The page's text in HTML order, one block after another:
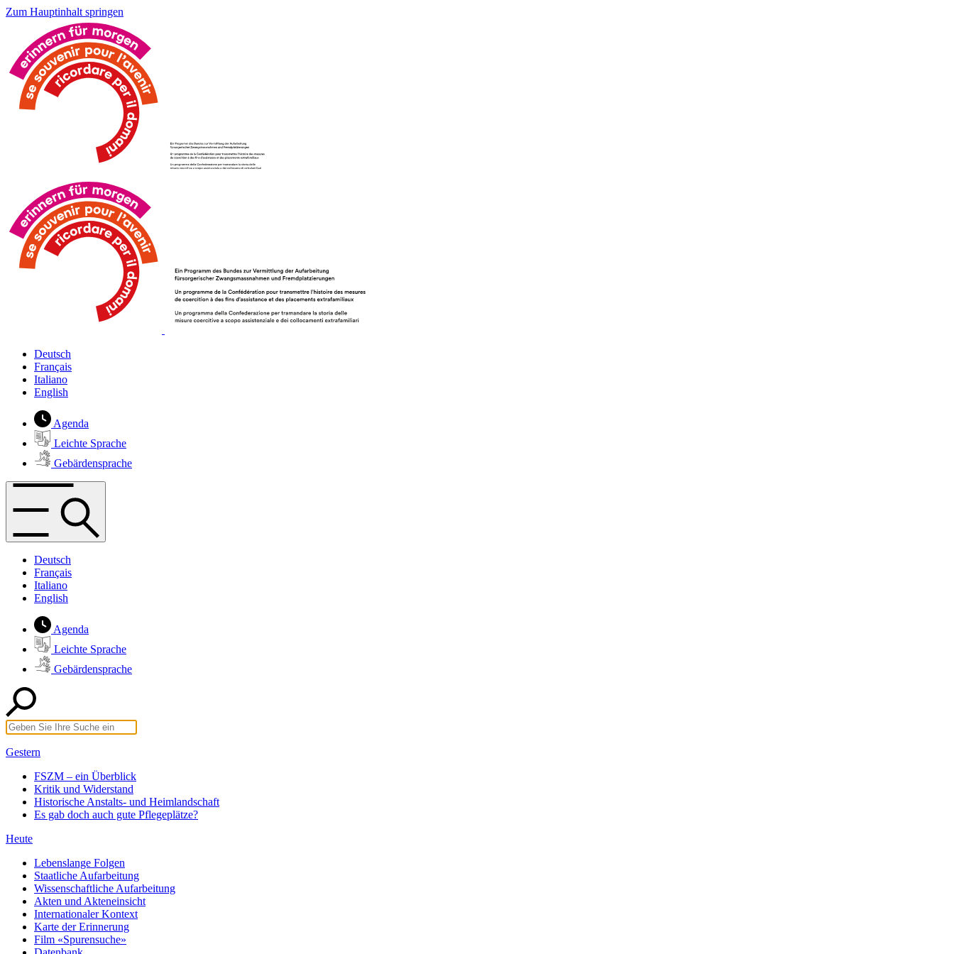
Zum Hauptinhalt springen
Deutsch
Français
Italiano
English
Agenda
Leichte Sprache
Gebärdensprache
Deutsch
Français
Italiano
English
Agenda
Leichte Sprache
Gebärdensprache
Gestern
FSZM – ein Überblick
Kritik und Widerstand
Historische Anstalts- und Heimlandschaft
Es gab doch auch gute Pflegeplätze?
Heute
Lebenslange Folgen
Staatliche Aufarbeitung
Wissenschaftliche Aufarbeitung
Akten und Akteneinsicht
Internationaler Kontext
Karte der Erinnerung
Film «Spurensuche»